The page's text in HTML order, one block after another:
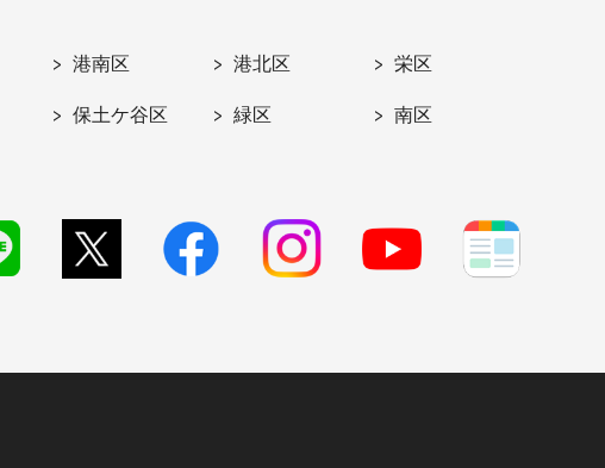
港南区 港北区 栄区
保土ケ谷区 緑区 南区